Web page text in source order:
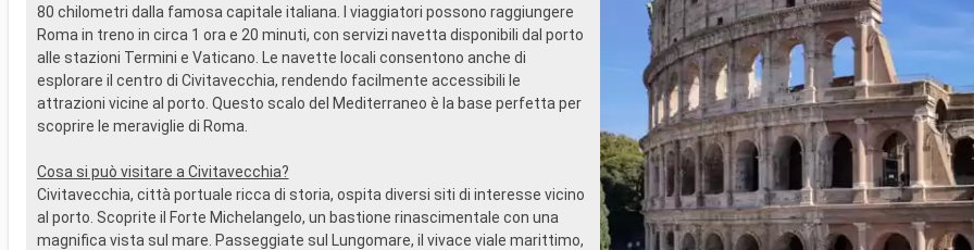
80 chilometri dalla famosa capitale italiana. I viaggiatori possono raggiungere
Roma in treno in circa 1 ora e 20 minuti, con servizi navetta disponibili dal porto
alle stazioni Termini e Vaticano. Le navette locali consentono anche di
esplorare il centro di Civitavecchia, rendendo facilmente accessibili le
attrazioni vicine al porto. Questo scalo del Mediterraneo è la base perfetta per
scoprire le meraviglie di Roma.
Cosa si può visitare a Civitavecchia?
Civitavecchia, città portuale ricca di storia, ospita diversi siti di interesse vicino
al porto. Scoprite il Forte Michelangelo, un bastione rinascimentale con una
magnifica vista sul mare. Passeggiate sul Lungomare, il vivace viale marittimo,